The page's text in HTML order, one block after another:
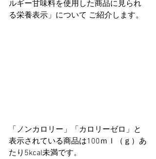
ルギー甘味料を使用した商品に見られ
る栄養表示」について ご紹介します。
「ノンカロリー」「カロリーゼロ」と
表示されている商品は100ｍｌ（ｇ）あ
たり5kcal未満です。